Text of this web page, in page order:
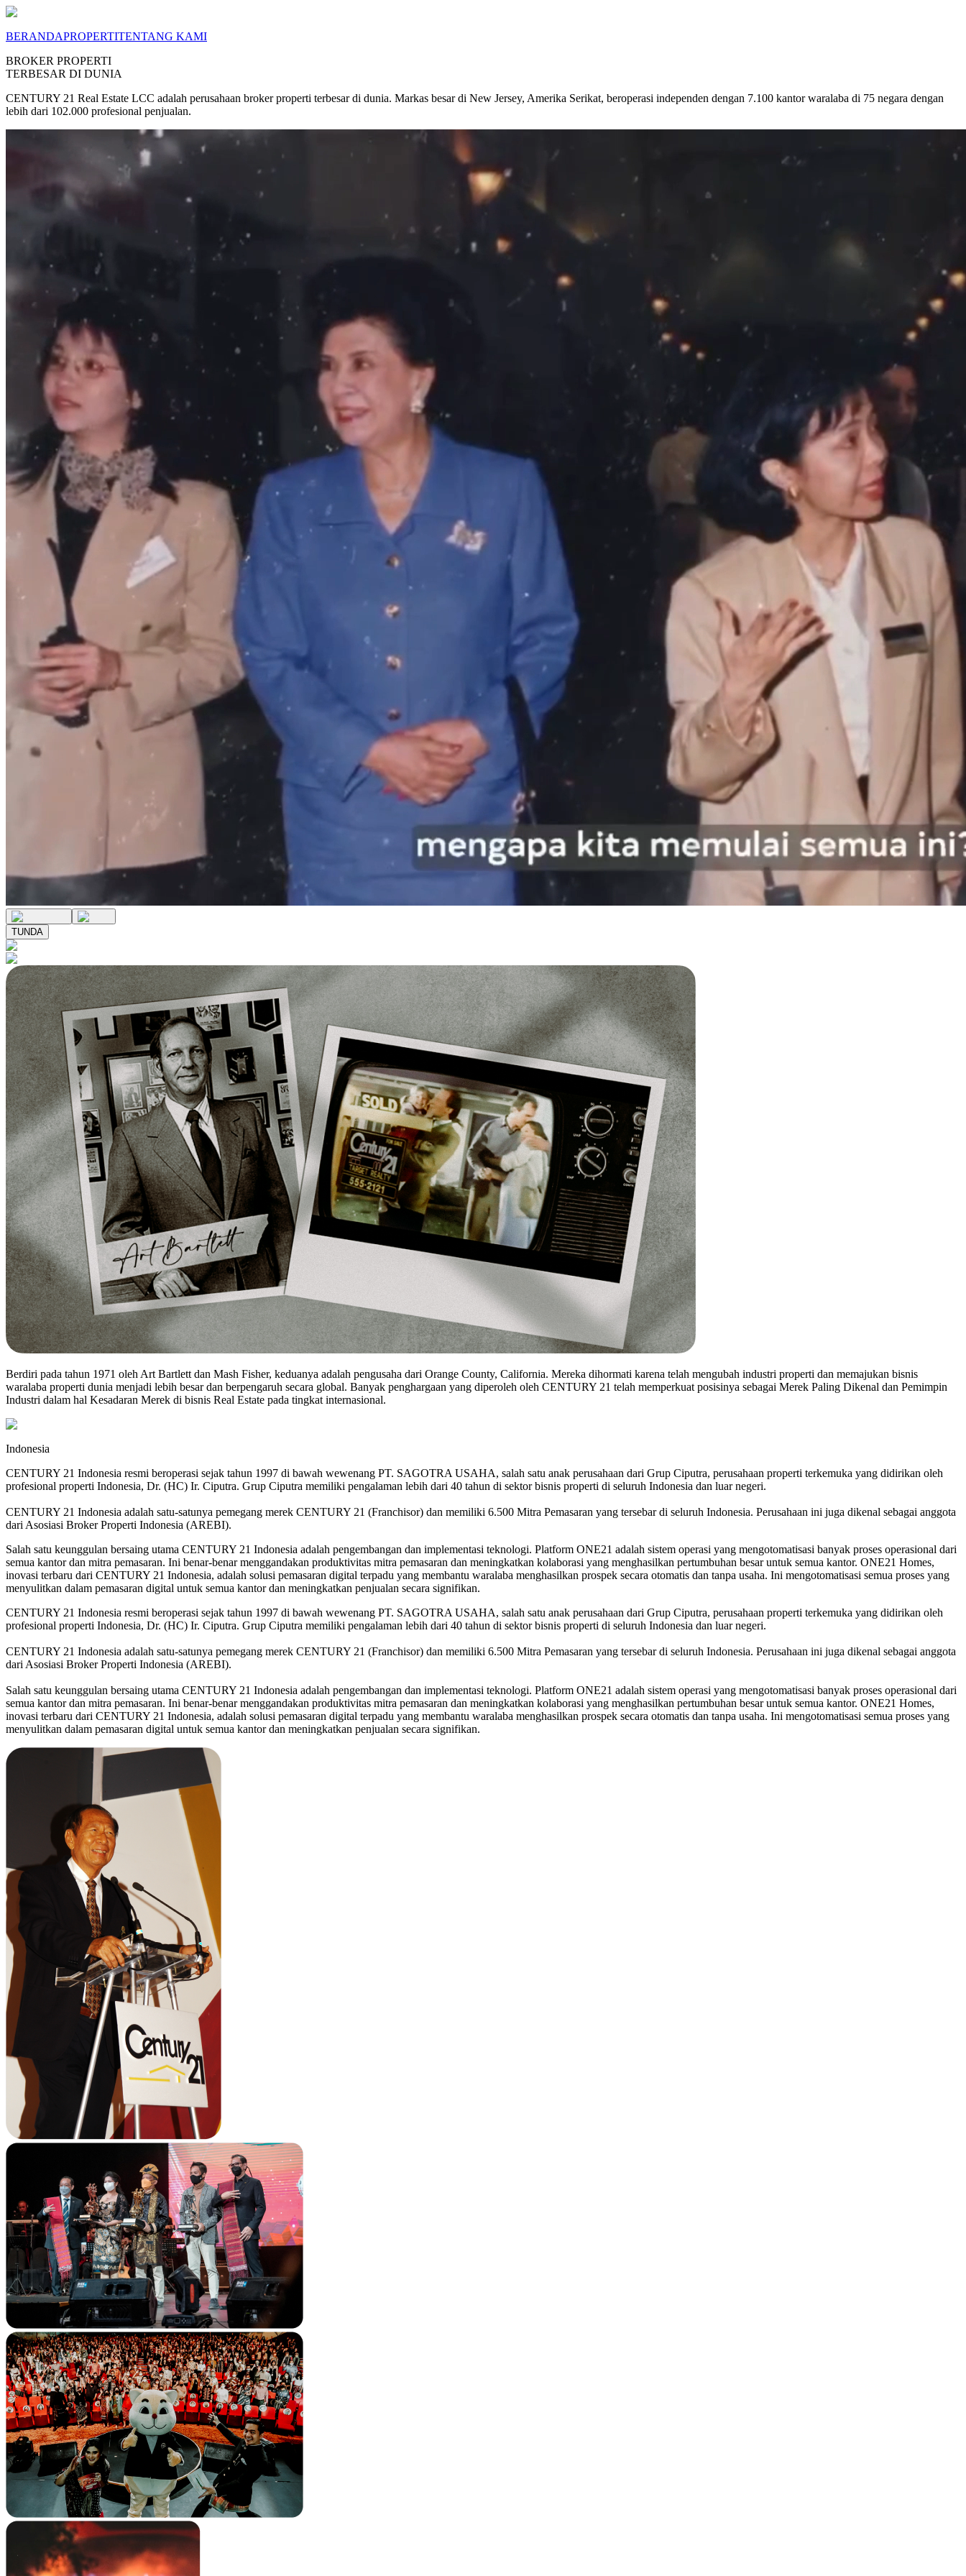
BERANDAPROPERTITENTANG KAMI
BROKER PROPERTI
TERBESAR DI DUNIA
CENTURY 21 Real Estate LCC adalah perusahaan broker properti terbesar di dunia. Markas besar di New Jersey, Amerika Serikat, beroperasi independen dengan 7.100 kantor waralaba di 75 negara dengan
lebih dari 102.000 profesional penjualan.
TUNDA
Berdiri pada tahun 1971 oleh Art Bartlett dan Mash Fisher, keduanya adalah pengusaha dari Orange County, California. Mereka dihormati karena telah mengubah industri properti dan memajukan bisnis
waralaba properti dunia menjadi lebih besar dan berpengaruh secara global. Banyak penghargaan yang diperoleh oleh CENTURY 21 telah memperkuat posisinya sebagai Merek Paling Dikenal dan Pemimpin
Industri dalam hal Kesadaran Merek di bisnis Real Estate pada tingkat internasional.
Indonesia
CENTURY 21 Indonesia resmi beroperasi sejak tahun 1997 di bawah wewenang PT. SAGOTRA USAHA, salah satu anak perusahaan dari Grup Ciputra, perusahaan properti terkemuka yang didirikan oleh
profesional properti Indonesia, Dr. (HC) Ir. Ciputra. Grup Ciputra memiliki pengalaman lebih dari 40 tahun di sektor bisnis properti di seluruh Indonesia dan luar negeri.
CENTURY 21 Indonesia adalah satu-satunya pemegang merek CENTURY 21 (Franchisor) dan memiliki 6.500 Mitra Pemasaran yang tersebar di seluruh Indonesia. Perusahaan ini juga dikenal sebagai anggota
dari Asosiasi Broker Properti Indonesia (AREBI).
Salah satu keunggulan bersaing utama CENTURY 21 Indonesia adalah pengembangan dan implementasi teknologi. Platform ONE21 adalah sistem operasi yang mengotomatisasi banyak proses operasional dari
semua kantor dan mitra pemasaran. Ini benar-benar menggandakan produktivitas mitra pemasaran dan meningkatkan kolaborasi yang menghasilkan pertumbuhan besar untuk semua kantor. ONE21 Homes,
inovasi terbaru dari CENTURY 21 Indonesia, adalah solusi pemasaran digital terpadu yang membantu waralaba menghasilkan prospek secara otomatis dan tanpa usaha. Ini mengotomatisasi semua proses yang
menyulitkan dalam pemasaran digital untuk semua kantor dan meningkatkan penjualan secara signifikan.
CENTURY 21 Indonesia resmi beroperasi sejak tahun 1997 di bawah wewenang PT. SAGOTRA USAHA, salah satu anak perusahaan dari Grup Ciputra, perusahaan properti terkemuka yang didirikan oleh
profesional properti Indonesia, Dr. (HC) Ir. Ciputra. Grup Ciputra memiliki pengalaman lebih dari 40 tahun di sektor bisnis properti di seluruh Indonesia dan luar negeri.
CENTURY 21 Indonesia adalah satu-satunya pemegang merek CENTURY 21 (Franchisor) dan memiliki 6.500 Mitra Pemasaran yang tersebar di seluruh Indonesia. Perusahaan ini juga dikenal sebagai anggota
dari Asosiasi Broker Properti Indonesia (AREBI).
Salah satu keunggulan bersaing utama CENTURY 21 Indonesia adalah pengembangan dan implementasi teknologi. Platform ONE21 adalah sistem operasi yang mengotomatisasi banyak proses operasional dari
semua kantor dan mitra pemasaran. Ini benar-benar menggandakan produktivitas mitra pemasaran dan meningkatkan kolaborasi yang menghasilkan pertumbuhan besar untuk semua kantor. ONE21 Homes,
inovasi terbaru dari CENTURY 21 Indonesia, adalah solusi pemasaran digital terpadu yang membantu waralaba menghasilkan prospek secara otomatis dan tanpa usaha. Ini mengotomatisasi semua proses yang
menyulitkan dalam pemasaran digital untuk semua kantor dan meningkatkan penjualan secara signifikan.